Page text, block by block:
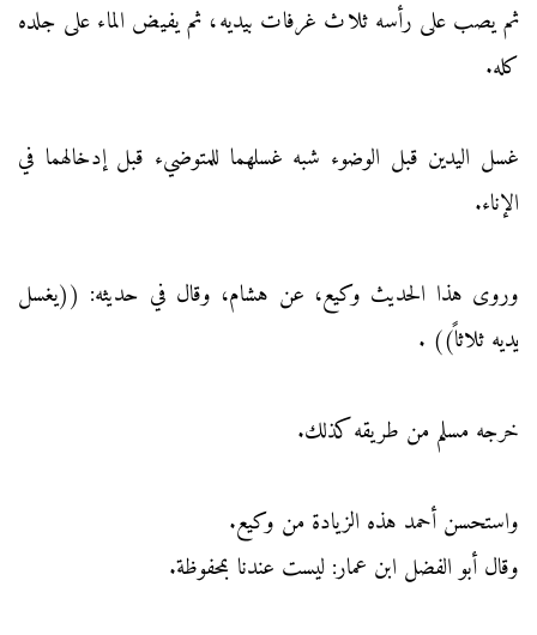
ثم يصب على رأسه ثلاث غرفات بيديه، ثم يفيض الماء على جلده
كله.
غسل اليدين قبل الوضوء شبه غسلهما للمتوضيء قبل إدخالهما في
الإناء.
وروى هذا الحديث وكيع، عن هشام، وقال في حديثه: ((يغسل
يديه ثلاثاً)) .
خرجه مسلم من طريقه كذلك.
واستحسن أحمد هذه الزيادة من وكيع.
وقال أبو الفضل ابن عمار: ليست عندنا بمحفوظة.